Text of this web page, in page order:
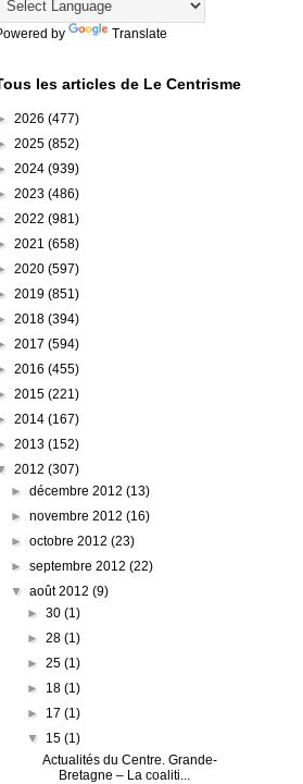
by Translate
les articles de Le Centrisme
2026 (477)
2025 (852)
2024 (939)
2023 (486)
2022 (981)
2021 (658)
2020 (597)
2019 (851)
2018 (394)
2017 (594)
2016 (455)
2015 (221)
2014 (167)
2013 (152)
2012 (307)
►décembre 2012(13)
►novembre 2012(16)
►octobre 2012(23)
►septembre 2012(22)
▼août 2012(9)
► 30 (1)
► 28 (1)
► 25 (1)
► 18 (1)
► 17 (1)
▼ 15 (1)
Actualités du Centre. Grande-
Bretagne – La coaliti...